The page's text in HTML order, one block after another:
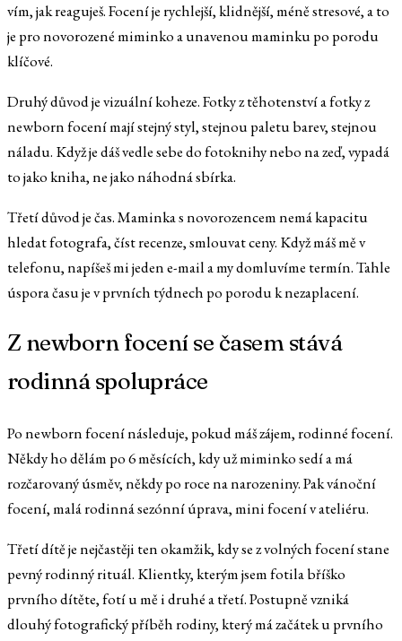
vím, jak reaguješ. Focení je rychlejší, klidnější, méně stresové, a to
je pro novorozené miminko a unavenou maminku po porodu
klíčové.
Druhý důvod je vizuální koheze. Fotky z těhotenství a fotky z
newborn focení mají stejný styl, stejnou paletu barev, stejnou
náladu. Když je dáš vedle sebe do fotoknihy nebo na zeď, vypadá
to jako kniha, ne jako náhodná sbírka.
Třetí důvod je čas. Maminka s novorozencem nemá kapacitu
hledat fotografa, číst recenze, smlouvat ceny. Když máš mě v
telefonu, napíšeš mi jeden e-mail a my domluvíme termín. Tahle
úspora času je v prvních týdnech po porodu k nezaplacení.
Z newborn focení se časem stává
rodinná spolupráce
Po newborn focení následuje, pokud máš zájem, rodinné focení.
Někdy ho dělám po 6 měsících, kdy už miminko sedí a má
rozčarovaný úsměv, někdy po roce na narozeniny. Pak vánoční
focení, malá rodinná sezónní úprava, mini focení v ateliéru.
Třetí dítě je nejčastěji ten okamžik, kdy se z volných focení stane
pevný rodinný rituál. Klientky, kterým jsem fotila bříško
prvního dítěte, fotí u mě i druhé a třetí. Postupně vzniká
dlouhý fotografický příběh rodiny, který má začátek u prvního